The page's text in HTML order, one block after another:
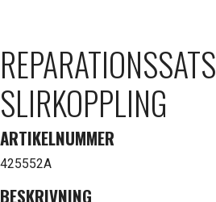
REPARATIONSSATS
SLIRKOPPLING
ARTIKELNUMMER
425552A
BESKRIVNING